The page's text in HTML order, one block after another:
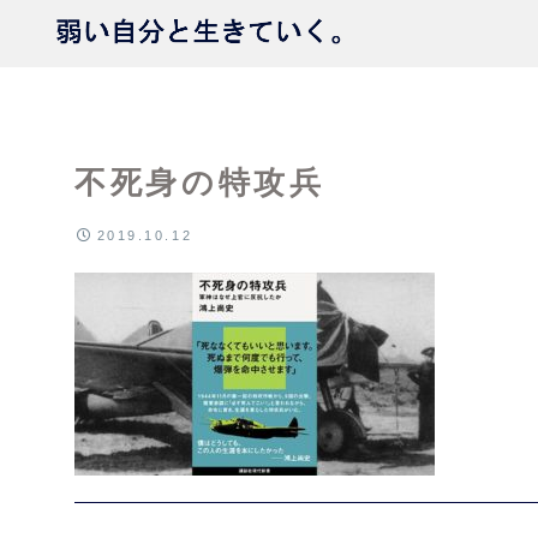
不死身の特攻兵
2019.10.12